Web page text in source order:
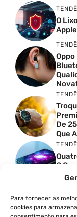
Para fornecer as
cookies para
O
Apple
Oppo
De
Que
O
Vivo